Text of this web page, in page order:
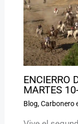
ENCIERRO
MARTES
Blog,Carbonero